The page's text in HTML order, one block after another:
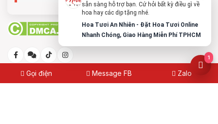
Gọi điện Message FB Zalo
sẵn sàng hỗ trợ bạn. Cứ hỏi bất kỳ điều gì về
hoa hay các dịp tặng nhé.
Hoa Tươi An Nhiên - Đặt Hoa Tươi Online
Nhanh Chóng, Giao Hàng Miễn Phí TPHCM
1